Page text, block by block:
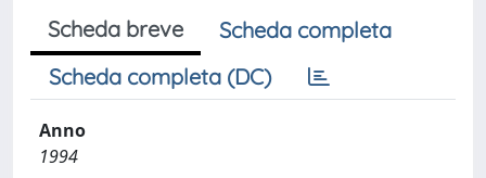
Scheda breve
Scheda completa
Scheda completa (DC)
Anno
1994